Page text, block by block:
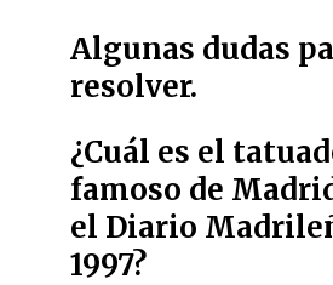
Algunas dudas
resolver.
¿Cuál es el
famoso de
el Diario
1997?